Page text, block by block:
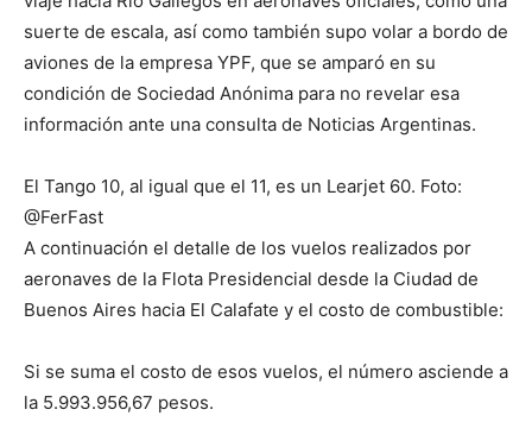
suerte de escala, así como también supo volar a bordo de
aviones de la empresa YPF, que se amparó en su
condición de Sociedad Anónima para no revelar esa
información ante una consulta de Noticias Argentinas.
El Tango 10, al igual que el 11, es un Learjet 60. Foto:
@FerFast
A continuación el detalle de los vuelos realizados por
aeronaves de la Flota Presidencial desde la Ciudad de
Buenos Aires hacia El Calafate y el costo de combustible:
Si se suma el costo de esos vuelos, el número asciende a
la 5.993.956,67 pesos.